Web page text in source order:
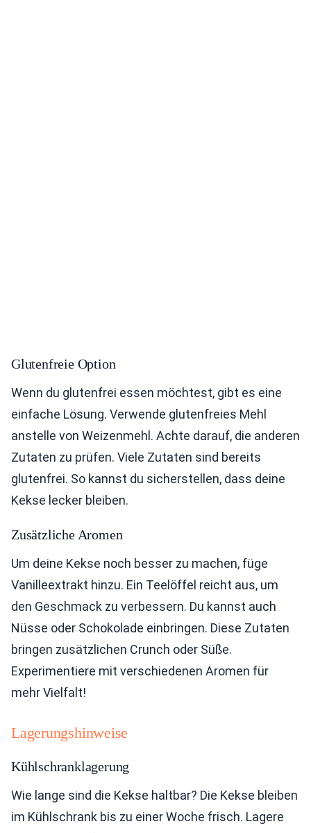
Glutenfreie Option
Wenn du glutenfrei essen möchtest, gibt es eine
einfache Lösung. Verwende glutenfreies Mehl
anstelle von Weizenmehl. Achte darauf, die anderen
Zutaten zu prüfen. Viele Zutaten sind bereits
glutenfrei. So kannst du sicherstellen, dass deine
Kekse lecker bleiben.
Zusätzliche Aromen
Um deine Kekse noch besser zu machen, füge
Vanilleextrakt hinzu. Ein Teelöffel reicht aus, um
den Geschmack zu verbessern. Du kannst auch
Nüsse oder Schokolade einbringen. Diese Zutaten
bringen zusätzlichen Crunch oder Süße.
Experimentiere mit verschiedenen Aromen für
mehr Vielfalt!
Lagerungshinweise
Kühlschranklagerung
Wie lange sind die Kekse haltbar? Die Kekse bleiben
im Kühlschrank bis zu einer Woche frisch. Lagere